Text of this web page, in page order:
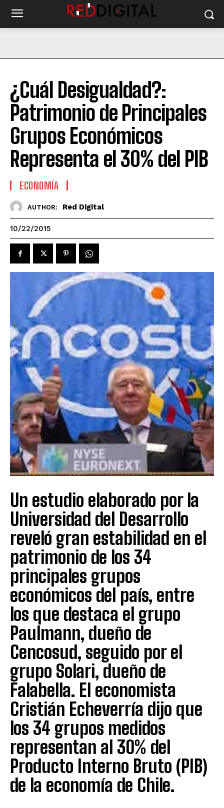
¿Cuál Desigualdad?:
Patrimonio de Principales
Grupos Económicos
Representa el 30% del PIB
ECONOMÍA
AUTHOR: Red Digital
10/22/2015
Un estudio elaborado por la
Universidad del Desarrollo
reveló gran estabilidad en el
patrimonio de los 34
principales grupos
económicos del país, entre
los que destaca el grupo
Paulmann, dueño de
Cencosud, seguido por el
grupo Solari, dueño de
Falabella. El economista
Cristián Echeverría dijo que
los 34 grupos medidos
representan al 30% del
Producto Interno Bruto (PIB)
de la economía de Chile.